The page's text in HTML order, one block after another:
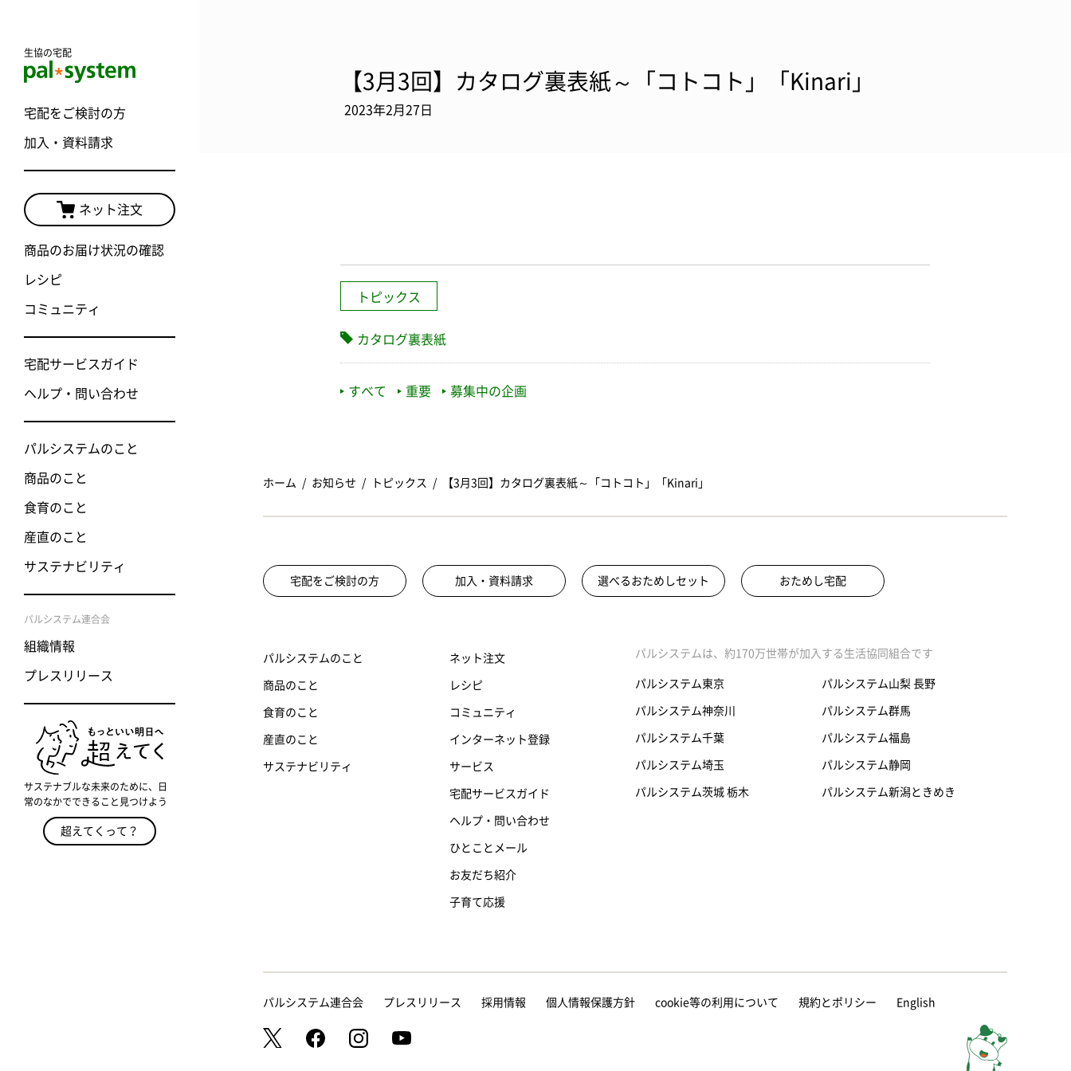
生協の宅配
宅配をご検討の方
加入・資料請求
ネット注文
商品のお届け状況の確認
レシピ
コミュニティ
宅配サービスガイド
ヘルプ・問い合わせ
パルシステムのこと
商品のこと
食育のこと
産直のこと
サステナビリティ
パルシステム連合会
組織情報
プレスリリース
サステナブルな未来のために、日
常のなかでできること見つけよう
超えてくって？
【3月3回】カタログ裏表紙～「コトコト」「Kinari」
2023年2月27日
トピックス
カタログ裏表紙
すべて 重要 募集中の企画
ホーム お知らせ トピックス 【3月3回】カタログ裏表紙～「コトコト」「Kinari」
宅配をご検討の方 加入・資料請求 選べるおためしセット おためし宅配
パルシステムのこと
商品のこと
食育のこと
産直のこと
サステナビリティ
ネット注文
レシピ
コミュニティ
インターネット登録
サービス
宅配サービスガイド
ヘルプ・問い合わせ
ひとことメール
お友だち紹介
子育て応援
パルシステムは、約170万世帯が加入する生活協同組合です
パルシステム東京
パルシステム神奈川
パルシステム千葉
パルシステム埼玉
パルシステム茨城 栃木
パルシステム山梨 長野
パルシステム群馬
パルシステム福島
パルシステム静岡
パルシステム新潟ときめき
パルシステム連合会 プレスリリース 採用情報 個人情報保護方針 cookie等の利用について 規約とポリシー English